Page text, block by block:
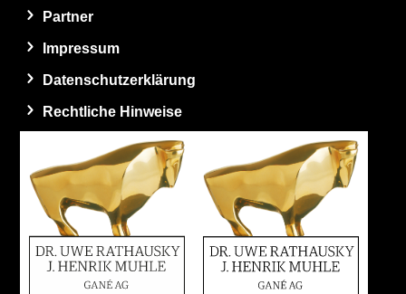
Partner
Impressum
Datenschutzerklärung
Rechtliche Hinweise